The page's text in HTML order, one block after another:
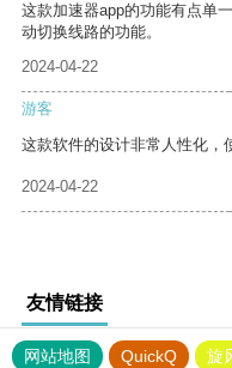
这款加速器app的功能有点单
动切换线路的功能。
2024-04-22
游客
这款软件的设计非常人性化，
2024-04-22
友情链接
网站地图 QuickQ 旋